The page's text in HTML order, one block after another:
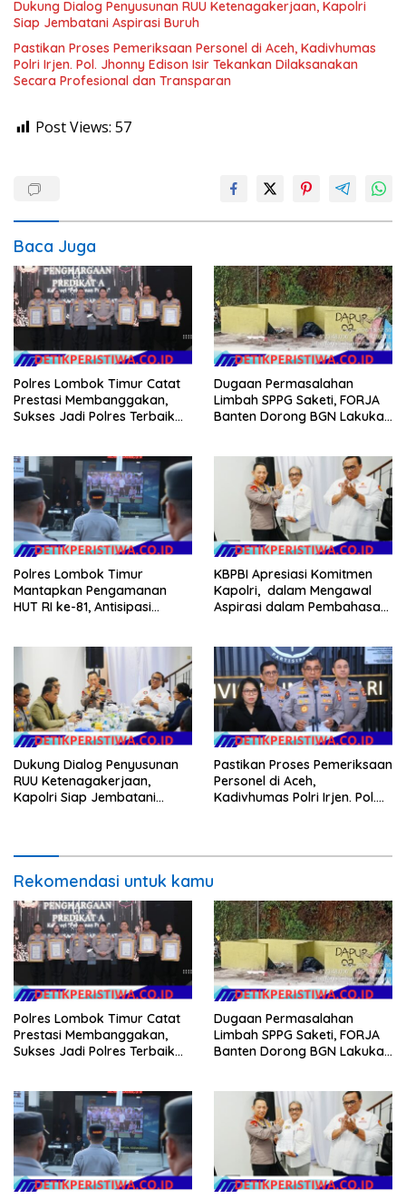
Dukung Dialog Penyusunan RUU Ketenagakerjaan, Kapolri
Siap Jembatani Aspirasi Buruh
Pastikan Proses Pemeriksaan Personel di Aceh, Kadivhumas
Polri Irjen. Pol. Jhonny Edison Isir Tekankan Dilaksanakan
Secara Profesional dan Transparan
Post Views: 57
Baca Juga
Polres Lombok Timur Catat
Prestasi Membanggakan,
Sukses Jadi Polres Terbaik
Dugaan Permasalahan
Limbah SPPG Saketi, FORJA
Banten Dorong BGN Lakukan
Polres Lombok Timur
Mantapkan Pengamanan
HUT RI ke-81, Antisipasi
KBPBI Apresiasi Komitmen
Kapolri, dalam Mengawal
Aspirasi dalam Pembahasan
Dukung Dialog Penyusunan
RUU Ketenagakerjaan,
Kapolri Siap Jembatani
Pastikan Proses Pemeriksaan
Personel di Aceh,
Kadivhumas Polri Irjen. Pol.
Rekomendasi untuk kamu
Polres Lombok Timur Catat
Prestasi Membanggakan,
Sukses Jadi Polres Terbaik
Dugaan Permasalahan
Limbah SPPG Saketi, FORJA
Banten Dorong BGN Lakukan